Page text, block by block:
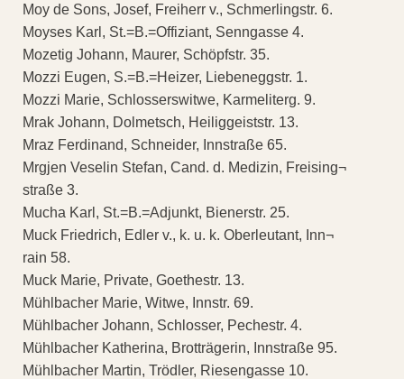
Moy de Sons, Josef, Freiherr v., Schmerlingstr. 6.
Moyses Karl, St.=B.=Offiziant, Senngasse 4.
Mozetig Johann, Maurer, Schöpfstr. 35.
Mozzi Eugen, S.=B.=Heizer, Liebeneggstr. 1.
Mozzi Marie, Schlosserswitwe, Karmeliterg. 9.
Mrak Johann, Dolmetsch, Heiliggeiststr. 13.
Mraz Ferdinand, Schneider, Innstraße 65.
Mrgjen Veselin Stefan, Cand. d. Medizin, Freising¬
straße 3.
Mucha Karl, St.=B.=Adjunkt, Bienerstr. 25.
Muck Friedrich, Edler v., k. u. k. Oberleutant, Inn¬
rain 58.
Muck Marie, Private, Goethestr. 13.
Mühlbacher Marie, Witwe, Innstr. 69.
Mühlbacher Johann, Schlosser, Pechestr. 4.
Mühlbacher Katherina, Brotträgerin, Innstraße 95.
Mühlbacher Martin, Trödler, Riesengasse 10.